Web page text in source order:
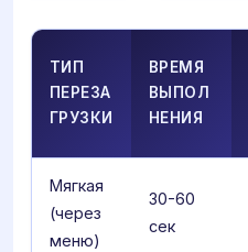
ТИП
ПЕРЕЗА
ГРУЗКИ
ВРЕМЯ
ВЫПОЛ
НЕНИЯ
Мягкая
(через
меню)
30-60
сек